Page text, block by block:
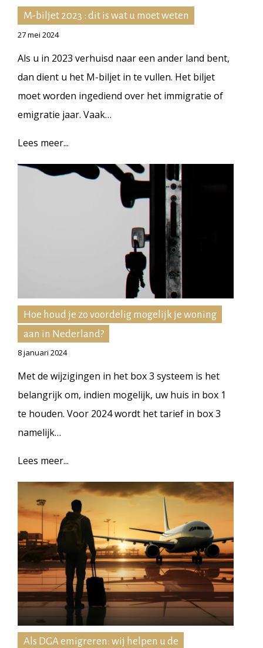
M-biljet 2023 : dit is wat u moet weten
27 mei 2024
Als u in 2023 verhuisd naar een ander land bent,
dan dient u het M-biljet in te vullen. Het biljet
moet worden ingediend over het immigratie of
emigratie jaar. Vaak…
Lees meer...
Hoe houd je zo voordelig mogelijk je woning
aan in Nederland?
8 januari 2024
Met de wijzigingen in het box 3 systeem is het
belangrijk om, indien mogelijk, uw huis in box 1
te houden. Voor 2024 wordt het tarief in box 3
namelijk…
Lees meer...
Als DGA emigreren: wij helpen u de